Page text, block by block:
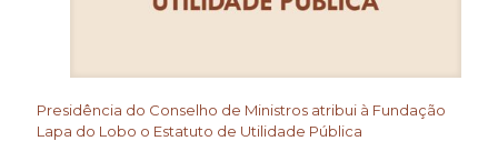
Presidência do Conselho de Ministros atribui à Fundação
Lapa do Lobo o Estatuto de Utilidade Pública